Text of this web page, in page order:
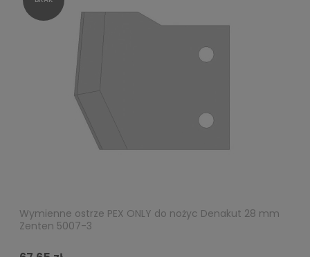
Wymienne ostrze PEX ONLY do nożyc Denakut 28 mm
Zenten 5007-3